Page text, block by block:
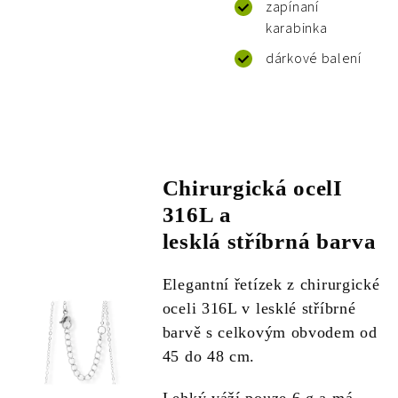
zapínaní
karabinka
dárkové balení
Chirurgická ocelI
316L a
lesklá stříbrná barva
Elegantní řetízek z chirurgické
oceli 316L v lesklé stříbrné
barvě s celkovým obvodem od
45 do 48 cm.